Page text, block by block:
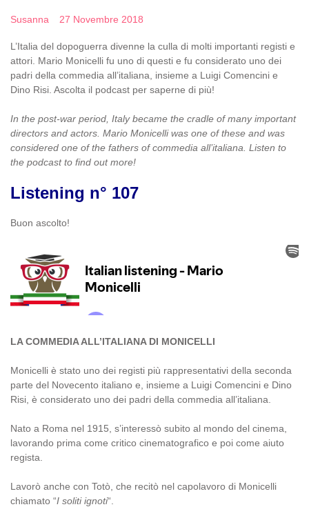
Susanna 27 Novembre 2018
L’Italia del dopoguerra divenne la culla di molti importanti registi e
attori. Mario Monicelli fu uno di questi e fu considerato uno dei
padri della commedia all’italiana, insieme a Luigi Comencini e
Dino Risi. Ascolta il podcast per saperne di più!
In the post-war period, Italy became the cradle of many important
directors and actors. Mario Monicelli was one of these and was
considered one of the fathers of commedia all’italiana. Listen to
the podcast to find out more!
Listening n° 107
Buon ascolto!
LA COMMEDIA ALL’ITALIANA DI MONICELLI
Monicelli è stato uno dei registi più rappresentativi della seconda
parte del Novecento italiano e, insieme a Luigi Comencini e Dino
Risi, è considerato uno dei padri della commedia all’italiana.
Nato a Roma nel 1915, s’interessò subito al mondo del cinema,
lavorando prima come critico cinematografico e poi come aiuto
regista.
Lavorò anche con Totò, che recitò nel capolavoro di Monicelli
chiamato “I soliti ignoti“.